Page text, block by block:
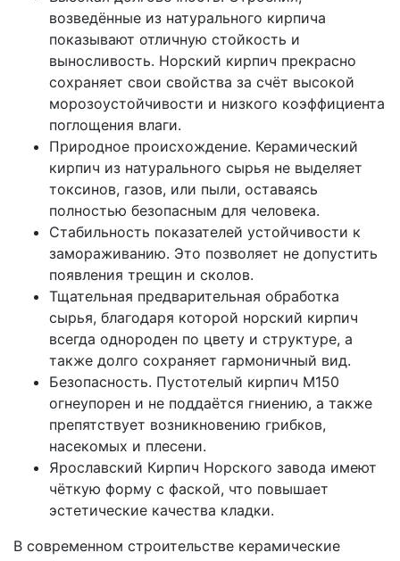
возведённые из натурального кирпича
показывают отличную стойкость и
выносливость. Норский кирпич прекрасно
сохраняет свои свойства за счёт высокой
морозоустойчивости и низкого коэффициента
поглощения влаги.
Природное происхождение. Керамический
кирпич из натурального сырья не выделяет
токсинов, газов, или пыли, оставаясь
полностью безопасным для человека.
Стабильность показателей устойчивости к
замораживанию. Это позволяет не допустить
появления трещин и сколов.
Тщательная предварительная обработка
сырья, благодаря которой норский кирпич
всегда однороден по цвету и структуре, а
также долго сохраняет гармоничный вид.
Безопасность. Пустотелый кирпич М150
огнеупорен и не поддаётся гниению, а также
препятствует возникновению грибков,
насекомых и плесени.
Ярославский Кирпич Норского завода имеют
чёткую форму с фаской, что повышает
эстетические качества кладки.
В современном строительстве керамические